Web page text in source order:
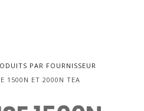
PAR FOURNISSEUR
1500N ET 2000N TEA